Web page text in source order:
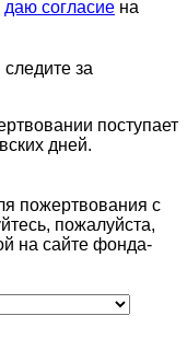
даю согласие на
за
поступает
дней.
пожертвования с
пожалуйста,
на сайте фонда-